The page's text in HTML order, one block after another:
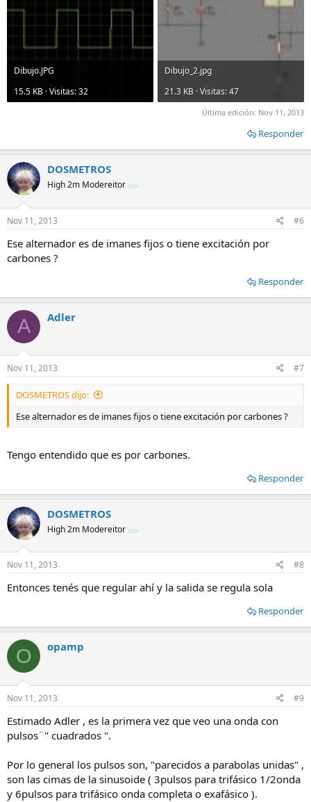
Dibujo.JPG
15.5 KB · Visitas: 32
Dibujo_2.jpg
21.3 KB · Visitas: 47
Última edición: Nov 11, 2013
Responder
DOSMETROS
High 2m Modereitor
Nov 11, 2013 #6
Ese alternador es de imanes fijos o tiene excitación por
carbones ?
Responder
A Adler
Nov 11, 2013 #7
DOSMETROS dijo:
Ese alternador es de imanes fijos o tiene excitación por carbones ?
Tengo entendido que es por carbones.
Responder
DOSMETROS
High 2m Modereitor
Nov 11, 2013 #8
Entonces tenés que regular ahí y la salida se regula sola
Responder
O opamp
Nov 11, 2013 #9
Estimado Adler , es la primera vez que veo una onda con
pulsos¨" cuadrados ".
Por lo general los pulsos son, "parecidos a parabolas unidas" ,
son las cimas de la sinusoide ( 3pulsos para trifásico 1/2onda
y 6pulsos para trifásico onda completa o exafásico ).